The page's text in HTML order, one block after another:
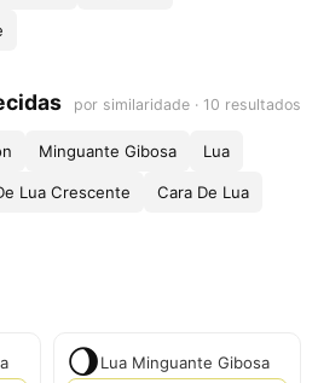
por similaridade · 10 resultados
Minguante Gibosa Lua
Lua Crescente Cara De Lua
🌖Lua Minguante Gibosa